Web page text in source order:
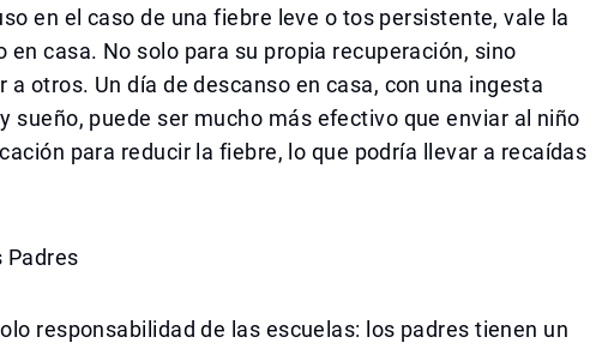
en el caso de una fiebre leve o tos persistente, vale la
en casa. No solo para su propia recuperación, sino
otros. Un día de descanso en casa, con una ingesta
sueño, puede ser mucho más efectivo que enviar al niño
para reducir la fiebre, lo que podría llevar a recaídas
Padres
responsabilidad de las escuelas: los padres tienen un